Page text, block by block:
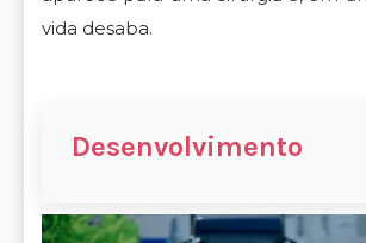
vida desaba.
Desenvolvimento